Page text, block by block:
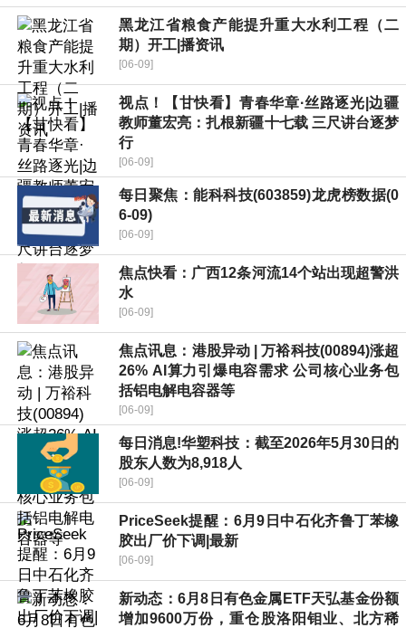
黑龙江省粮食产能提升重大水利工程（二
期）开工|播资讯
[06-09]
视点！【甘快看】青春华章·丝路逐光|边疆
教师董宏亮：扎根新疆十七载 三尺讲台逐梦
行
[06-09]
每日聚焦：能科科技(603859)龙虎榜数据(0
6-09)
[06-09]
焦点快看：广西12条河流14个站出现超警洪
水
[06-09]
焦点讯息：港股异动 | 万裕科技(00894)涨超
26% AI算力引爆电容需求 公司核心业务包
括铝电解电容器等
[06-09]
每日消息!华塑科技：截至2026年5月30日的
股东人数为8,918人
[06-09]
PriceSeek提醒：6月9日中石化齐鲁丁苯橡
胶出厂价下调|最新
[06-09]
新动态：6月8日有色金属ETF天弘基金份额
增加9600万份，重仓股洛阳钼业、北方稀